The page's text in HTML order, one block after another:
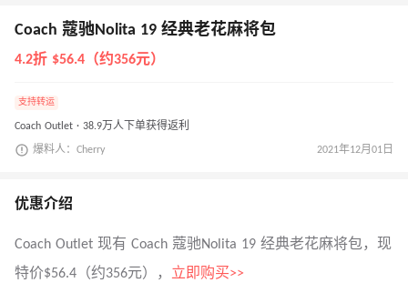
Coach 蔻驰Nolita 19 经典老花麻将包
4.2折 $56.4（约356元）
支持转运
Coach Outlet · 38.9万人下单获得返利
爆料人：Cherry 2021年12月01日
优惠介绍
Coach Outlet 现有 Coach 蔻驰Nolita 19 经典老花麻将包，现
特价$56.4（约356元）， 立即购买>>